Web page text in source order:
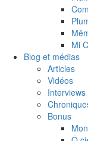
Mi
Blog et médias
Articles
Vidéos
Interviews
Bonus